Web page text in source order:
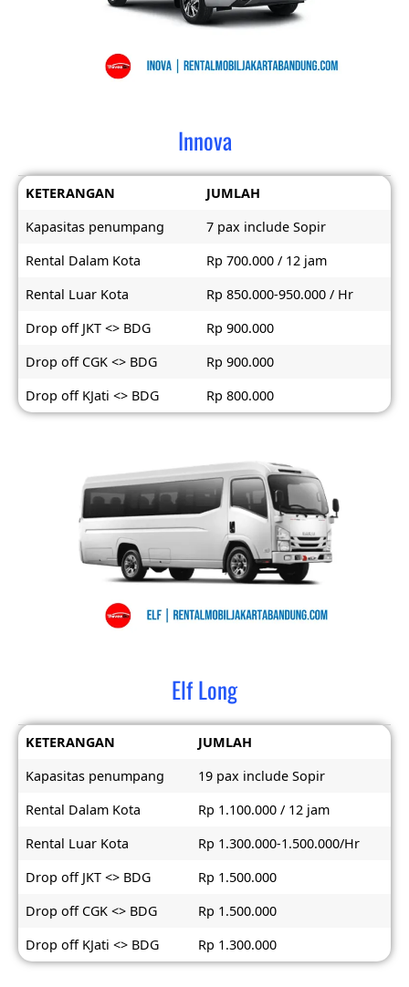
Innova
KETERANGAN
JUMLAH
Kapasitas penumpang
7 pax include Sopir
Rental Dalam Kota
Rp 700.000 / 12 jam
Rental Luar Kota
Rp 850.000-950.000 / Hr
Drop off JKT <> BDG
Rp 900.000
Drop off CGK <> BDG
Rp 900.000
Drop off KJati <> BDG
Rp 800.000
Elf Long
KETERANGAN
JUMLAH
Kapasitas penumpang
19 pax include Sopir
Rental Dalam Kota
Rp 1.100.000 / 12 jam
Rental Luar Kota
Rp 1.300.000-1.500.000/Hr
Drop off JKT <> BDG
Rp 1.500.000
Drop off CGK <> BDG
Rp 1.500.000
Drop off KJati <> BDG
Rp 1.300.000